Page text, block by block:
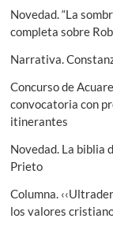
n
d
e
e
n
t
r
a
d
o
r
i
Novedad. “La
completa sobre
Narrativa.
Concurso de
convocatoria con
itinerantes
Novedad. La biblia
Prieto
Columna.
los valores